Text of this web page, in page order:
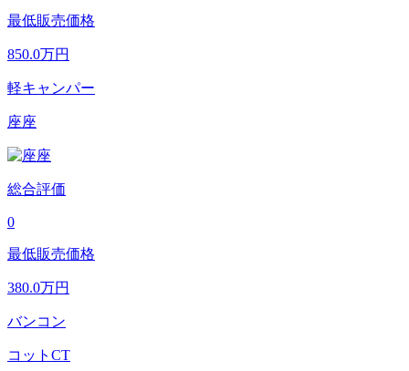
最低販売価格
850.0万円
軽キャンパー
座座
総合評価
0
最低販売価格
380.0万円
バンコン
コットCT